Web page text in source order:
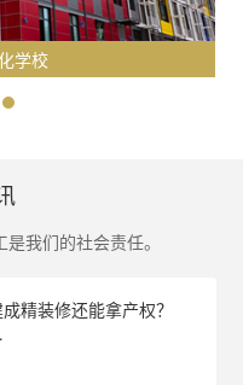
学校
我们的社会责任。
精装修还能拿产权？